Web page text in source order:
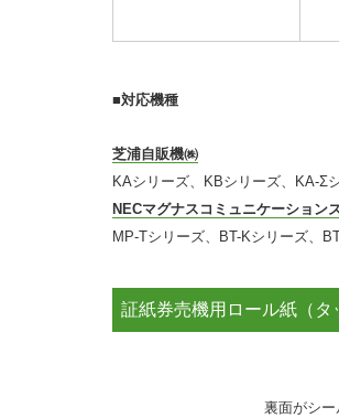
■対応機種
芝浦自販機㈱
KAシリーズ、KBシリーズ、KA-Σ
NECマグナスコミュニケーション
MP-Tシリーズ、BT-Kシリーズ、
証紙券売機用ロール紙（タ
裏面がシ